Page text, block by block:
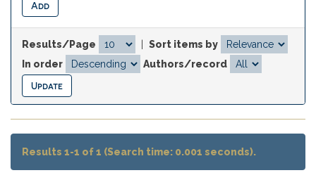
Results/Page
Sort items by
In order
Authors/record
Results 1-1 of 1 (Search time: 0.001 seconds).